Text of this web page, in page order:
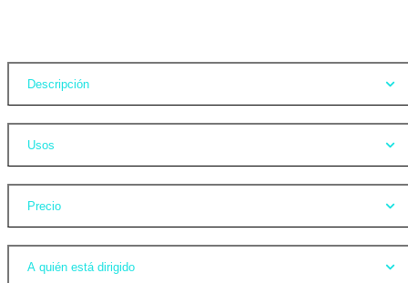
Descripción
Usos
Precio
A quién está dirigido